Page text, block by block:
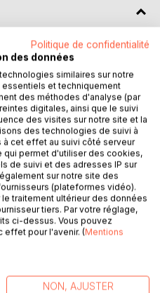
il y a donc plus d’un
sculpteur que depuis
du bout des lèvres... Par
pudeur, par indépendance
il n’est pas facile
qui se voit plus en
réalité, qu’en sculpteur à la
; souvent
propose que des directions
Politique de confidentialité
des données
similaires sur notre
et techniquement
des méthodes d'analyse (par
digitales, ainsi que le suivi
des visites sur notre site et la
des technologies de suivi à
cet effet au suivi côté serveur
qui permet d'utiliser des cookies,
de suivi et des adresses IP sur
sur notre site des
(plateformes vidéo).
traitement ultérieur des données
tiers. Par votre réglage,
ci-dessus. Vous pouvez
effet pour l'avenir. (Mentions
NON, AJUSTER